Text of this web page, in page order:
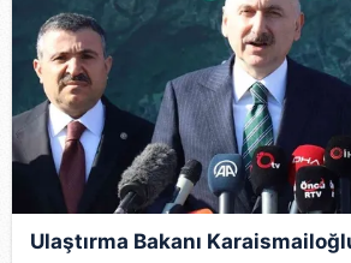
Ulaştırma Bakanı